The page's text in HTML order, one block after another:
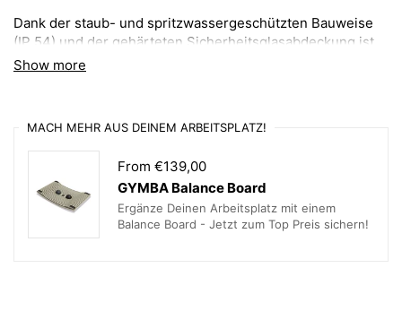
Show more
Dank der staub- und spritzwassergeschützten Bauweise
(IP 54) und der gehärteten Sicherheitsglasabdeckung ist
die FLEX3 MFL besonders widerstandsfähig und eignet
ihre Flexibilität erhöht.
Wichtige Merkmale der FLEX3
MFL:
MACH MEHR AUS DEINEM ARBEITSPLATZ!
From €139,00
GYMBA Balance Board
Ergänze Deinen Arbeitsplatz mit einem
Balance Board - Jetzt zum Top Preis sichern!